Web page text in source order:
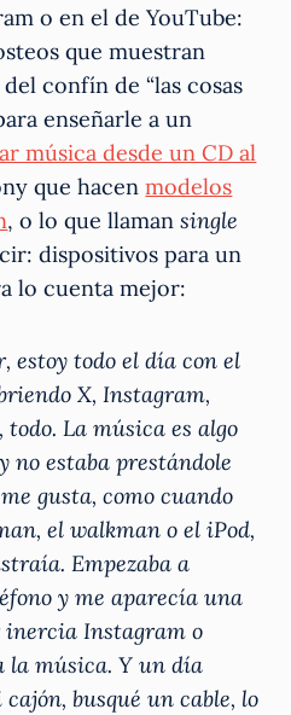
o en el de YouTube:
que muestran
del confín de “las cosas
enseñarle a un
música desde un CD al
que hacenmodelos
, o lo que llamansingle
dispositivos para un
lo cuenta mejor:
estoy todo el día con el
X, Instagram,
La música es algo
no estaba prestándole
gusta, como cuando
el walkman o el iPod,
Empezaba a
y me aparecía una
Instagram o
la música. Y un día
busqué un cable, lo